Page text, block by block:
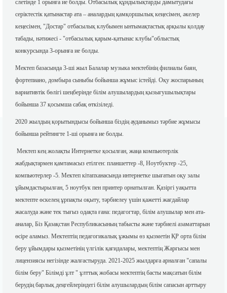
слетінде 1 орынға ие болды. Отбасылық құндылықтарды дамытудағы
серіктестік қатынастар ата – аналардың қамқоршылық кеңесімен, әкелер
кеңесімен, "Достар" отбасылық клубымен ынтымақтастық арқылы қолдау
табады, нәтижесі - "отбасылық қарым-қатынас клубы"облыстық
конкурсында 3-орынға ие болды.
Мектеп базасында 3-ші жыл Балалар музыка мектебінің филиалы баян,
фортепиано, домбыра сыныбы бойынша жұмыс істейді. Оқу жоспарының
вариативтік бөлігі шеңберінде білім алушылардың қызығушылықтары
бойынша 37 қосымша сабақ өткізіледі.
2020 жылдың қорытындысы бойынша біздің ауданымыз тәрбие жұмысы
бойынша рейтингте 1-ші орынға ие болды.
Мектеп кең жолақты Интернетке қосылған, жаңа компьютерлік
жабдықтармен қамтамасыз етілген: планшеттер -8, Ноутбуктер -25,
компьютерлер -5. Мектеп кітапханасында интернетке шығатын оқу залы
ұйымдастырылған, 5 ноутбук пен принтер орнатылған. Қазіргі уақытта
мектепте өскелең ұрпақты оқыту, тәрбиелеу үшін қажетті жағдайлар
жасалуда және тек тығыз одақта ғана: педагогтар, білім алушылар мен ата-
аналар, Біз Қазақстан Республикасының табысты және тәрбиелі азаматтарын
өсіре аламыз. Мектептің педагогикалық ұжымы өз қызметін ҚР орта білім
беру ұйымдары қызметінің үлгілік қағидалары, мектептің Жарғысы мен
лицензиясы негізінде жалғастыруда. 2021-2025 жылдарға арналған "сапалы
білім беру" Білімді ұлт " ұлттық жобасы мектептің басты мақсатын білім
берудің барлық деңгейлеріндегі білім алушылардың білім сапасын арттыру